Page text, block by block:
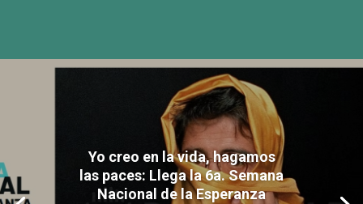
Yo creo en la vida, hagamos
las paces: Llega la 6a. Semana
Nacional de la Esperanza